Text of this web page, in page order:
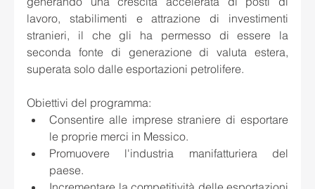
lavoro, stabilimenti e attrazione di investimenti
stranieri, il che gli ha permesso di essere la
seconda fonte di generazione di valuta estera,
superata solo dalle esportazioni petrolifere.
Obiettivi del programma:
Consentire alle imprese straniere di esportare
le proprie merci in Messico.
Promuovere l'industria manifatturiera del
paese.